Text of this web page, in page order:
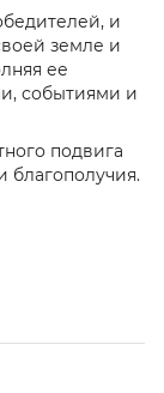
и
земле и
ее
событиями и
подвига
благополучия.